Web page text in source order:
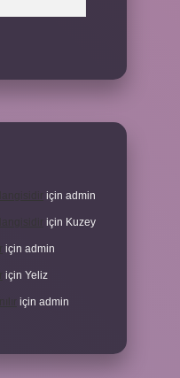
için admin
için Kuzey
için admin
için Yeliz
için admin